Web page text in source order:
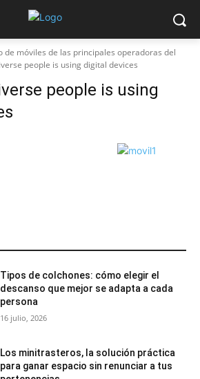
de móviles de las principales operadoras del
people is using digital devices
people is using
Tipos de colchones: cómo elegir el
descanso que mejor se adapta a cada
persona
16 julio, 2026
Los minitrasteros, la solución práctica
para ganar espacio sin renunciar a tus